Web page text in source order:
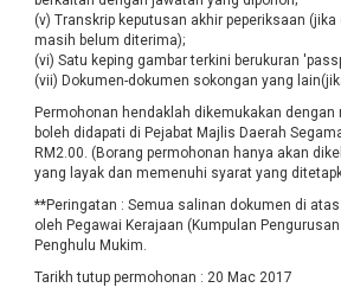
(v) Transkrip keputusan akhir peperiksaan
masih belum diterima);
(vi) Satu keping gambar terkini berukuran
(vii) Dokumen-dokumen sokongan yang
Permohonan hendaklah dikemukakan dengan
boleh didapati di Pejabat Majlis Daerah
RM2.00. (Borang permohonan hanya akan
yang layak dan memenuhi syarat yang
**Peringatan : Semua salinan dokumen di
oleh Pegawai Kerajaan (Kumpulan
Penghulu Mukim.
Tarikh tutup permohonan : 20 Mac 2017